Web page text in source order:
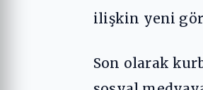
ilişkin yeni
Son olarak